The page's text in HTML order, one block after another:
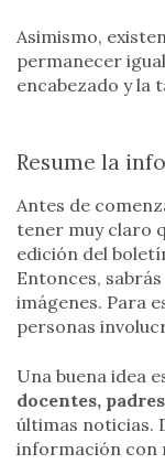
Asimismo,
permanecer
encabezado y la
Resume la
Antes de
tener muy claro
edición del
Entonces,
imágenes. Para
personas
Una buena idea
docentes,
últimas noticias.
información con